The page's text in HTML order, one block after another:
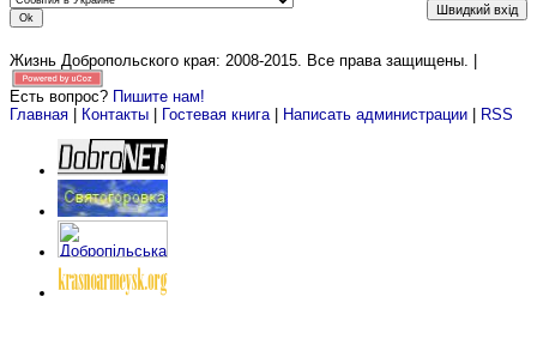
Жизнь Добропольского края: 2008-2015. Все права защищены. |
Есть вопрос? Пишите нам!
Главная
Контакты Гостевая книга| Написать администрации RSS